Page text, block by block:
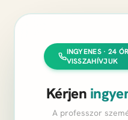
INGYENES · 24
VISSZAHÍVJUK
Kérjen
A professzor